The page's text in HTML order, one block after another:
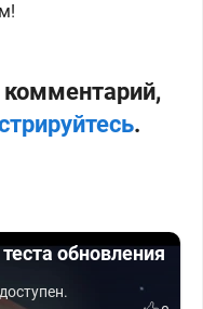
комментарий,
.
обновления